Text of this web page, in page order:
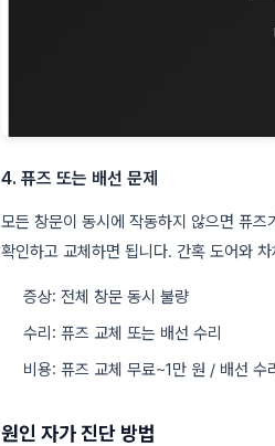
4. 퓨즈 또는 배선 문제
모든 창문이 동시에 작동하지 않으면 퓨
확인하고 교체하면 됩니다. 간혹 도어와
증상: 전체 창문 동시 불량
수리: 퓨즈 교체 또는 배선 수리
비용: 퓨즈 교체 무료~1만 원 / 배선 수
원인 자가 진단 방법